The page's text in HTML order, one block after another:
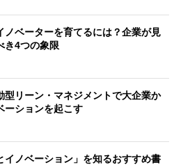
ノベーターを育てるには？企業が見
き4つの象限
型リーン・マネジメントで大企業か
ーションを起こす
イノベーション」を知るおすすめ書